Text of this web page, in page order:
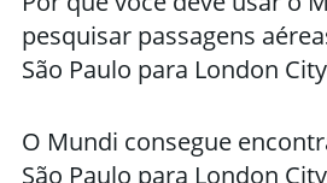
pesquisar passagens
São Paulo para London
O Mundi consegue
São Paulo para London